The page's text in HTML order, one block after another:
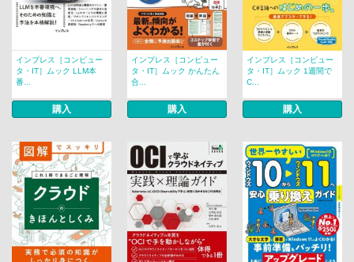
インプレス［コンピュー
タ・IT］ムック LLM本
番...
購入
インプレス［コンピュー
タ・IT］ムック かんたん
合...
購入
インプレス［コンピュー
タ・IT］ムック 1週間で
C...
購入